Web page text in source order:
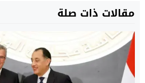
مقالات ذات صلة